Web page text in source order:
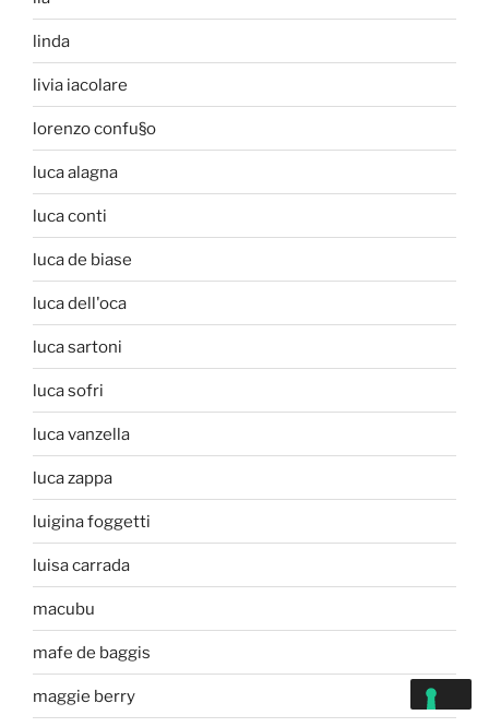
linda
livia iacolare
lorenzo confu§o
luca alagna
luca conti
luca de biase
luca dell'oca
luca sartoni
luca sofri
luca vanzella
luca zappa
luigina foggetti
luisa carrada
macubu
mafe de baggis
maggie berry